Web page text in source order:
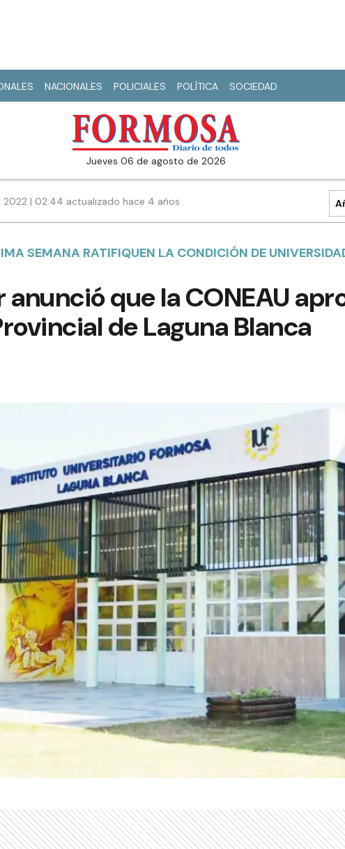
NACIONALES POLICIALES POLÍTICA SOCIEDAD
jueves 06 de agosto de 2026
2022 | 02:44 actualizado hace 4 años
SEMANA RATIFIQUEN LA CONDICIÓN DE
que la CONEAU
de Laguna Blanca